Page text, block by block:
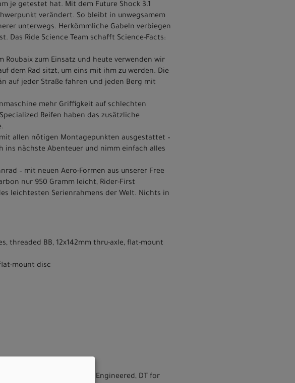
je getestet hat. Mit dem Future Shock 3.1
verändert. So bleibt in unwegsamem
unterwegs. Herkömmliche Gabeln verbiegen
Das Ride Science Team schafft Science-Facts:
Roubaix zum Einsatz und heute verwenden wir
dem Rad sitzt, um eins mit ihm zu werden. Die
auf jeder Straße fahren und jeden Berg mit
mehr Griffigkeit auf schlechten
Reifen haben das zusätzliche
allen nötigen Montagepunkten ausgestattet –
ins nächste Abenteuer und nimm einfach alles
– mit neuen Aero-Formen aus unserer Free
nur 950 Gramm leicht, Rider-First
leichtesten Serienrahmens der Welt. Nichts in
threaded BB, 12x142mm thru-axle, flat-mount
mount disc
51mm depth, Win Tunnel Engineered, DT for